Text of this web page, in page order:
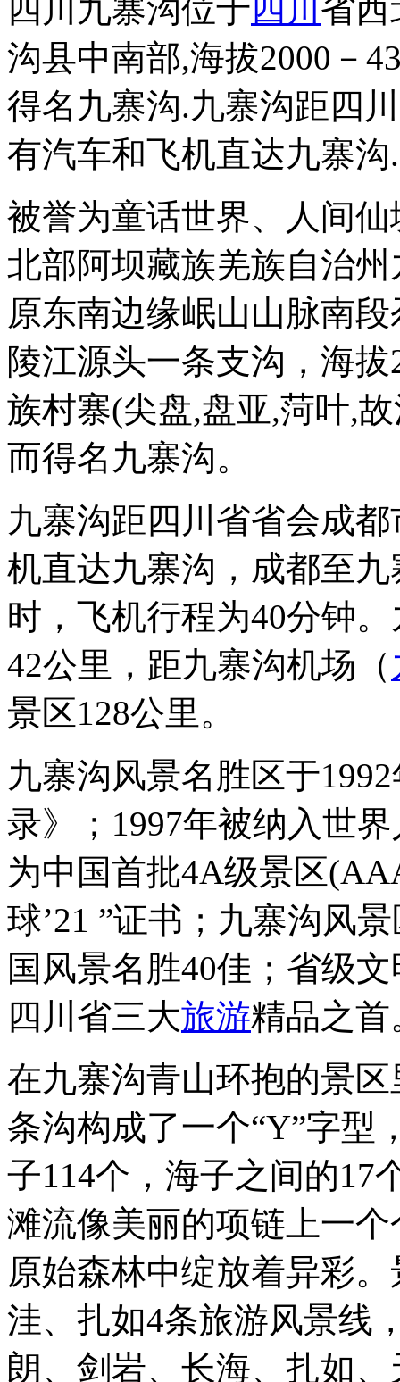
四川九寨沟位于四川 省西
沟县中南部,海拔2000－
得名九寨沟.九寨沟距四
有汽车和飞机直达九寨沟.
被誉为童话世界、人间
北部阿坝藏族羌族自治
原东南边缘岷山山脉南
陵江源头一条支沟，海
族村寨(尖盘,盘亚,菏叶,
而得名九寨沟。
九寨沟距四川省省会成
机直达九寨沟，成都至
时，飞机行程为40分钟
42公里，距九寨沟机场（
景区128公里。
九寨沟风景名胜区于
录》；1997年被纳入世
为中国首批4A级景区
球’21 ”证书；九寨沟风
国风景名胜40佳；省级
四川省三大旅游精品之首
在九寨沟青山环抱的景
条沟构成了一个“Y”字型
子114个，海子之间的17
滩流像美丽的项链上一
原始森林中绽放着异彩
洼、扎如4条旅游风景线
朗、剑岩、长海、扎如